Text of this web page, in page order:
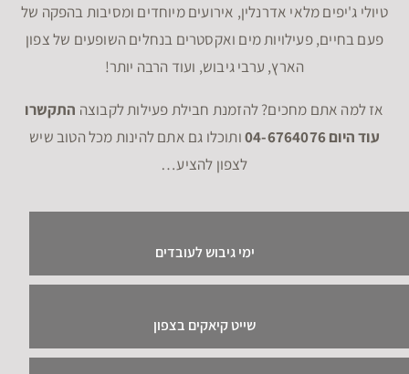
טיולי ג'יפים מלאי אדרנלין, אירועים מיוחדים ומסיבות בהפקה של
פעם בחיים, פעילויות מים ואקסטרים בנחלים השופעים של צפון
הארץ, ערבי גיבוש, ועוד הרבה יותר!
אז למה אתם מחכים? להזמנת חבילת פעילות לקבוצה התקשרו
עוד היום 04-6764076
ותוכלו גם אתם להינות מכל הטוב שיש
לצפון להציע…
ימי גיבוש לעובדים
שייט קיאקים בצפון